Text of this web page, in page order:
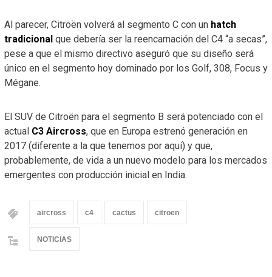
Al parecer, Citroën volverá al segmento C con un hatch
tradicional que debería ser la reencarnación del C4 “a secas”,
pese a que el mismo directivo aseguró que su diseño será
único en el segmento hoy dominado por los Golf, 308, Focus y
Mégane.
El SUV de Citroën para el segmento B será potenciado con el
actual C3 Aircross, que en Europa estrenó generación en
2017 (diferente a la que tenemos por aquí) y que,
probablemente, de vida a un nuevo modelo para los mercados
emergentes con producción inicial en India.
aircross c4 cactus citroen
NOTICIAS